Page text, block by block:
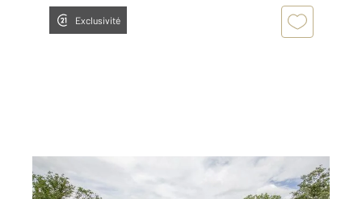
Exclusivité
ST AUBIN DE MEDOC 33
340,30 m , 13 pièces